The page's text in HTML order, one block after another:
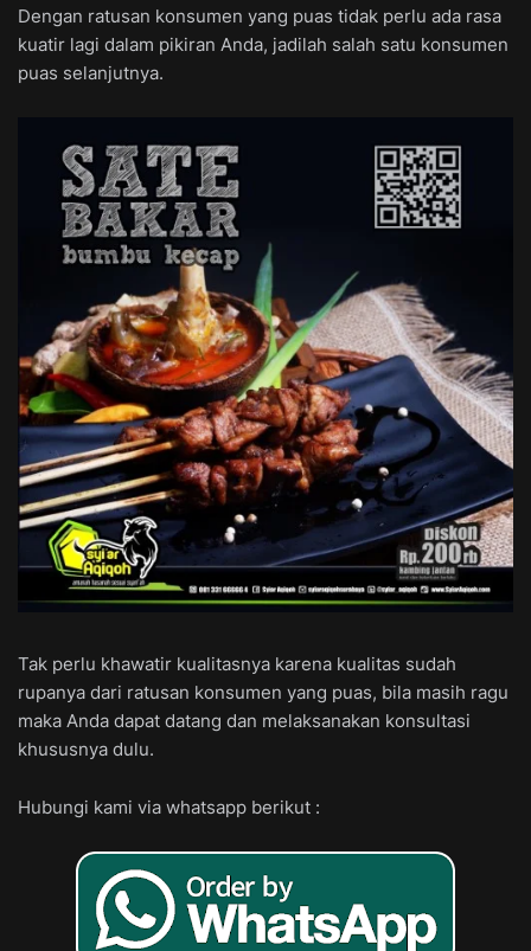
Dengan ratusan konsumen yang puas tidak perlu ada rasa
kuatir lagi dalam pikiran Anda, jadilah salah satu konsumen
puas selanjutnya.
Tak perlu khawatir kualitasnya karena kualitas sudah
rupanya dari ratusan konsumen yang puas, bila masih ragu
maka Anda dapat datang dan melaksanakan konsultasi
khususnya dulu.
Hubungi kami via whatsapp berikut :